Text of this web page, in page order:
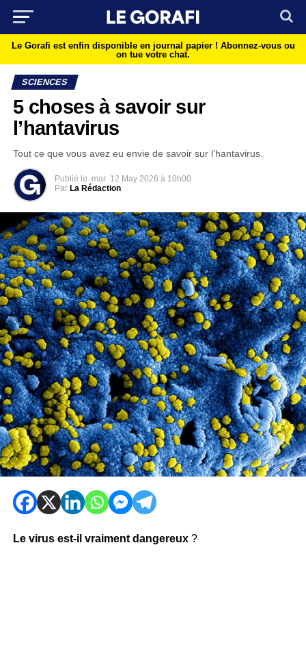
Le Gorafi est enfin disponible en journal papier ! Abonnez-vous ou
on tue votre chat.
SCIENCES
5 choses à savoir sur
l’hantavirus
Tout ce que vous avez eu envie de savoir sur l’hantavirus.
Publié le mar 12 May 2026 à 10h00
Par La Rédaction
Le virus est-il vraiment dangereux?